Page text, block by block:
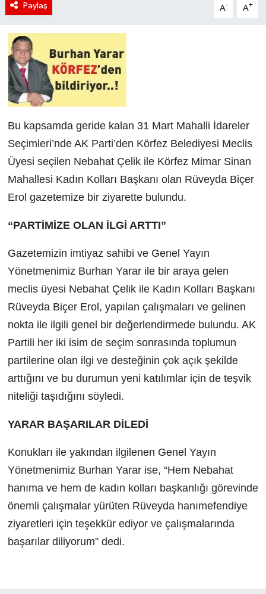
Paylaş A- A+
Bu kapsamda geride kalan 31 Mart Mahalli İdareler
Seçimleri’nde AK Parti’den Körfez Belediyesi Meclis
Üyesi seçilen Nebahat Çelik ile Körfez Mimar Sinan
Mahallesi Kadın Kolları Başkanı olan Rüveyda Biçer
Erol gazetemize bir ziyarette bulundu.
“PARTİMİZE OLAN İLGİ ARTTI”
Gazetemizin imtiyaz sahibi ve Genel Yayın
Yönetmenimiz Burhan Yarar ile bir araya gelen
meclis üyesi Nebahat Çelik ile Kadın Kolları Başkanı
Rüveyda Biçer Erol, yapılan çalışmaları ve gelinen
nokta ile ilgili genel bir değerlendirmede bulundu. AK
Partili her iki isim de seçim sonrasında toplumun
partilerine olan ilgi ve desteğinin çok açık şekilde
arttığını ve bu durumun yeni katılımlar için de teşvik
niteliği taşıdığını söyledi.
YARAR BAŞARILAR DİLEDİ
Konukları ile yakından ilgilenen Genel Yayın
Yönetmenimiz Burhan Yarar ise, “Hem Nebahat
hanıma ve hem de kadın kolları başkanlığı görevinde
önemli çalışmalar yürüten Rüveyda hanımefendiye
ziyaretleri için teşekkür ediyor ve çalışmalarında
başarılar diliyorum” dedi.